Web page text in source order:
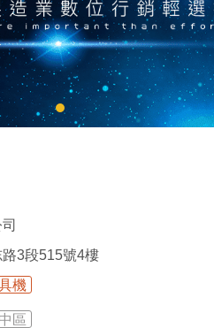
3段515號4樓
機
區